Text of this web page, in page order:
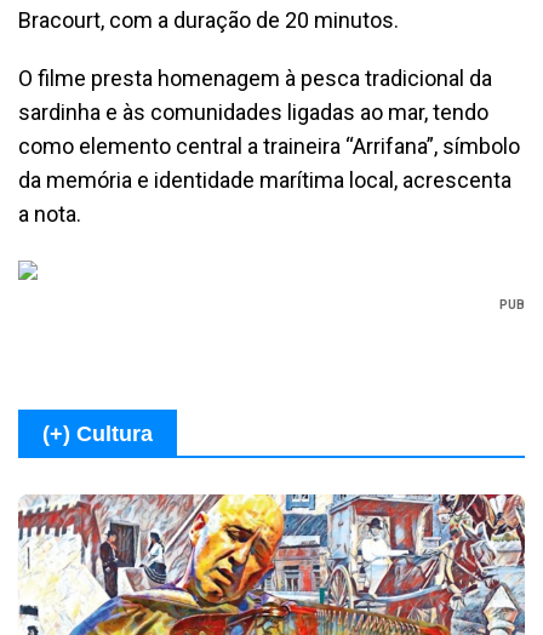
Bracourt, com a duração de 20 minutos.
O filme presta homenagem à pesca tradicional da
sardinha e às comunidades ligadas ao mar, tendo
como elemento central a traineira “Arrifana”, símbolo
da memória e identidade marítima local, acrescenta
a nota.
PUB
(+) Cultura